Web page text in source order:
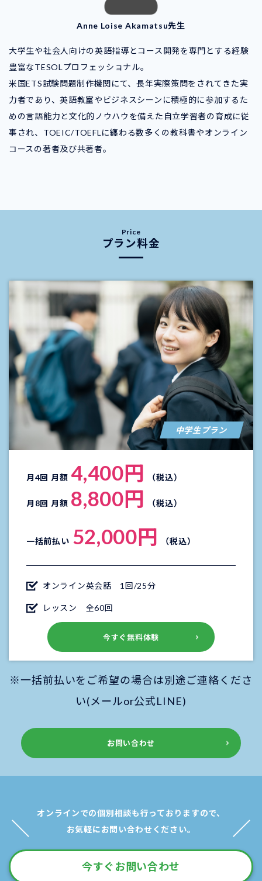
Anne Loise Akamatsu先生
大学生や社会人向けの英語指導とコース開発を専門とする経験
豊富なTESOLプロフェッショナル。
米国ETS試験問題制作機関にて、長年実際策問をされてきた実
力者であり、英語教室やビジネスシーンに積極的に参加するた
めの言語能力と文化的ノウハウを備えた自立学習者の育成に従
事され、TOEIC/TOEFLに纏わる数多くの教科書やオンライン
コースの著者及び共著者。
プラン料金
中学生プラン
月4回 月額 4,400円 （税込）
月8回 月額 8,800円 （税込）
一括前払い 52,000円 （税込）
オンライン英会話 1回/25分
レッスン 全60回
今すぐ無料体験
※一括前払いをご希望の場合は別途ご連絡くださ
い(メールor公式LINE)
お問い合わせ
オンラインでの個別相談も行っておりますので、
お気軽にお問い合わせください。
今すぐお問い合わせ